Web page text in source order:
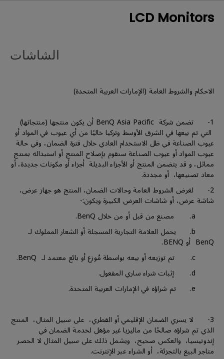
LCD Monitors
الشاشات
الاحكام والشروط العامة (الإمارات العربية المتحدة)
1- تضمن شركة BenQ Asia Pacific أن يكون منتجها (منتجاتها)
التي تم بيعها في الشرق الأوسط وتركيا خاليًا من أي عيوب في المواد أو
عيوب الصناعة في ظل الاستخدام العادي خلال فترة الضمان، وفي حالة
عيوب المواد أو عيوب الصناعة سنقوم بإصلاح المنتج أو استبداله بمنتج
مماثل، و قد يتضمن المنتج أو الأجزاء البديلة أجزاء أو مكونات جديدة، أو
معاد تصنيعها، أو مجددة.
2- لغرض الشروط العامة وحالات الضمان، المنتج هو جهاز عرض،
شاشة عرض، أو شاشات العرض الكبيرة ويكون:-
b. يحمل العلامة التجارية المسجلة أو الشعار المملوك لـ
BenQ أو BENQ.
3- لا يسري الضمان الإقليمي أو القطري، على سبيل المثال، المنتج
الذي تم شراؤه صالحًا من ماليزيا غير مؤهل لخدمة الضمان في
إندونيسيا، والعكس صحيح، ويشمل ذلك على سبيل المثال لا الحصر
متاجر البيع بالتجزئة، أو الشراء عبر الإنترنت.